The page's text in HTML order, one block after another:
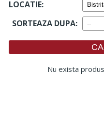
LOCATIE:
SORTEAZA DUPA:
Nu exista